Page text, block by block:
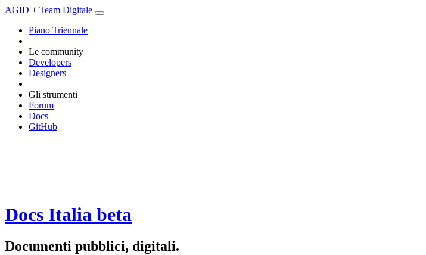
AGID + Team Digitale
Piano Triennale
Le community
Developers
Designers
Gli strumenti
Forum
Docs
GitHub
Docs Italia beta
Documenti pubblici, digitali.